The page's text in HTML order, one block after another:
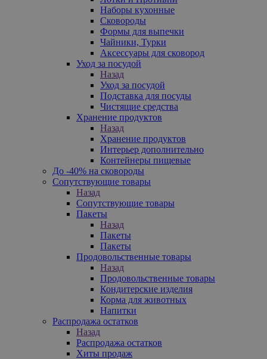
Наборы кухонные
Сковороды
Формы для выпечки
Чайники, Турки
Аксессуары для сковород
Уход за посудой
Назад
Уход за посудой
Подставка для посуды
Чистящие средства
Хранение продуктов
Назад
Хранение продуктов
Интерьер дополнительно
Контейнеры пищевые
До -40% на сковороды
Сопутствующие товары
Назад
Сопутствующие товары
Пакеты
Назад
Пакеты
Пакеты
Продовольственные товары
Назад
Продовольственные товары
Кондитерские изделия
Корма для животных
Напитки
Распродажа остатков
Назад
Распродажа остатков
Хиты продаж